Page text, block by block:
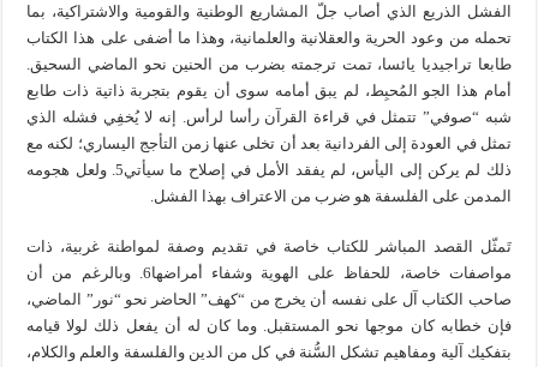
الفشل الذريع الذي أصاب جلّ المشاريع الوطنية والقومية والاشتراكية، بما
تحمله من وعود الحرية والعقلانية والعلمانية، وهذا ما أضفى على هذا الكتاب
طابعا تراجيديا يائسا، تمت ترجمته بضرب من الحنين نحو الماضي السحيق.
أمام هذا الجو المُحبِط، لم يبق أمامه سوى أن يقوم بتجربة ذاتية ذات طابع
شبه “صوفي” تتمثل في قراءة القرآن رأسا لرأس. إنه لا يُخفِي فشله الذي
تمثل في العودة إلى الفردانية بعد أن تخلى عنها زمن التأجج اليساري؛ لكنه مع
ذلك لم يركن إلى اليأس، لم يفقد الأمل في إصلاح ما سيأتي5. ولعل هجومه
المدمن على الفلسفة هو ضرب من الاعتراف بهذا الفشل.
تَمثّل القصد المباشر للكتاب خاصة في تقديم وصفة لمواطنة غربية، ذات
مواصفات خاصة، للحفاظ على الهوية وشفاء أمراضها6. وبالرغم من أن
صاحب الكتاب آل على نفسه أن يخرج من “كهف” الحاضر نحو “نور” الماضي،
فإن خطابه كان موجها نحو المستقبل. وما كان له أن يفعل ذلك لولا قيامه
بتفكيك آلية ومفاهيم تشكل السُّنة في كل من الدين والفلسفة والعلم والكلام،